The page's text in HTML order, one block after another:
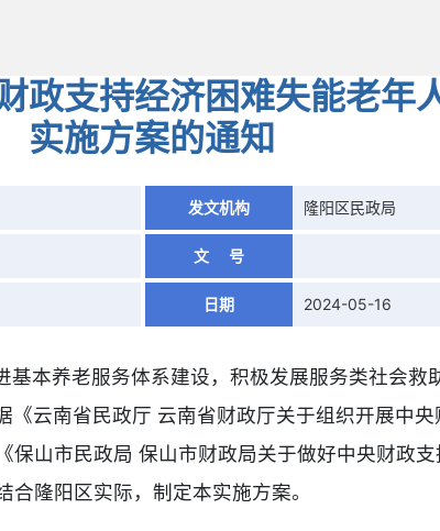
政支持经济困难失能老年
实施方案的通知
发文机构 隆阳区民政局
文 号
日期 2024-05-16
本养老服务体系建设，积极发展服务类社会救
云南省民政厅 云南省财政厅关于组织开展中
山市民政局 保山市财政局关于做好中央财政
隆阳区实际，制定本实施方案。